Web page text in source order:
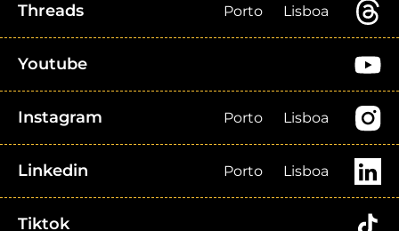
Threads Porto Lisboa
Youtube
Instagram Porto Lisboa
Linkedin Porto Lisboa
Tiktok